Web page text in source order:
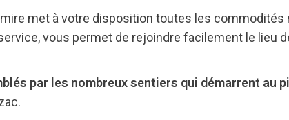
met à votre disposition toutes les commodités
vous permet de rejoindre facilement le lieu
par les nombreux sentiers qui démarrent au